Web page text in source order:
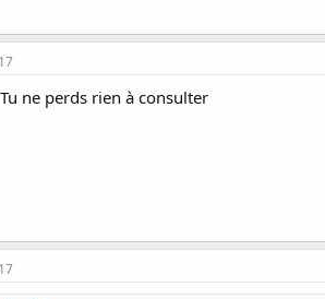
ne perds rien à consulter